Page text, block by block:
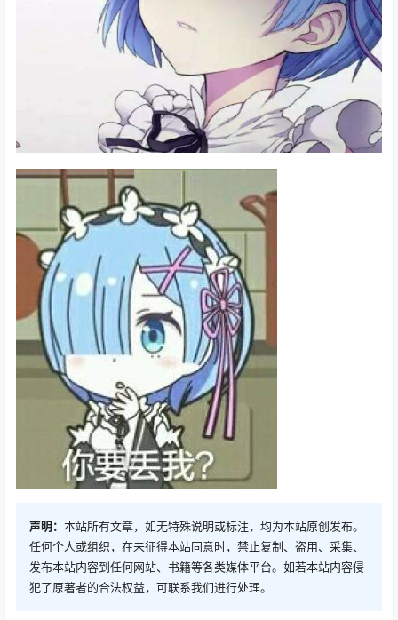
声明： 本站所有文章，如无特殊说明或标注，均为本站原创发布。
任何个人或组织，在未征得本站同意时，禁止复制、盗用、采集、
发布本站内容到任何网站、书籍等各类媒体平台。如若本站内容侵
犯了原著者的合法权益，可联系我们进行处理。